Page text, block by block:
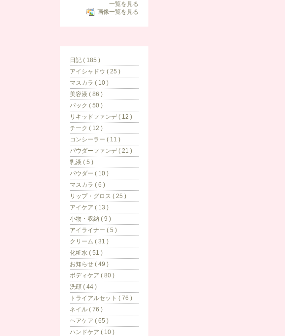
一覧を見る
画像一覧を見る
日記 ( 185 )
アイシャドウ ( 25 )
マスカラ ( 10 )
美容液 ( 86 )
パック ( 50 )
リキッドファンデ ( 12 )
チーク ( 12 )
コンシーラー ( 11 )
パウダーファンデ ( 21 )
乳液 ( 5 )
パウダー ( 10 )
マスカラ ( 6 )
リップ・グロス ( 25 )
アイケア ( 13 )
小物・収納 ( 9 )
アイライナー ( 5 )
クリーム ( 31 )
化粧水 ( 51 )
お知らせ ( 49 )
ボディケア ( 80 )
洗顔 ( 44 )
トライアルセット ( 76 )
ネイル ( 76 )
ヘアケア ( 65 )
ハンドケア ( 10 )